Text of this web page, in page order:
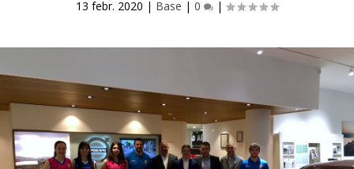
13 febr. 2020 | Base | 0 |